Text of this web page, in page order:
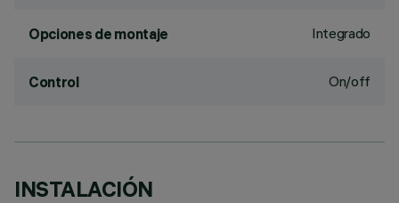
Opciones de montaje Integrado
Control On/off
INSTALACIÓN